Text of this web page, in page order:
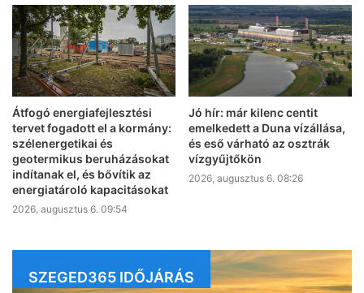
Átfogó energiafejlesztési
tervet fogadott el a kormány:
szélenergetikai és
geotermikus beruházásokat
indítanak el, és bővítik az
energiatároló kapacitásokat
2026, augusztus 6. 09:54
Jó hír: már kilenc centit
emelkedett a Duna vízállása,
és eső várható az osztrák
vízgyűjtőkön
2026, augusztus 6. 08:26
SZEGED365 IDŐJÁRÁS